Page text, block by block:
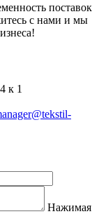
поставок
с нами и мы
к 1
Нажимая